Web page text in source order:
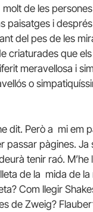
de les
paisatges i
del pes de les
criaturades que
meravellosa i
o
dit. Però a mi em
passar pàgines.
tenir raó.
de la mida de
Com llegir
de Zweig?